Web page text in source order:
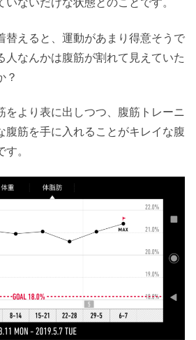
替えると、運動があまり得意そうで
人なんかは腹筋が割れて見えていた
？
をより表に出しつつ、腹筋トレーニ
腹筋を手に入れることがキレイな腹
。